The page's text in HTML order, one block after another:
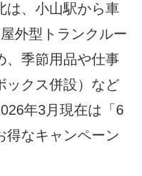
は、小山駅から車
外型トランクルー
、季節用品や仕事
ックス併設）など
年3月現在は「6
得なキャンペーン